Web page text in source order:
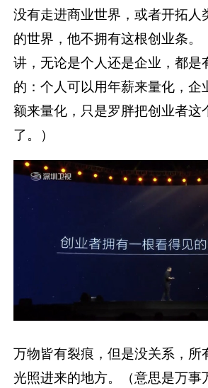
没有走进商业世界，或者开拓人
的世界，他不拥有这根创业条。
讲，无论是个人还是企业，都是
的：个人可以用年薪来量化，企
额来量化，只是罗胖把创业者这
了。）
万物皆有裂痕，但是没关系，所
光照进来的地方。（意思是万事